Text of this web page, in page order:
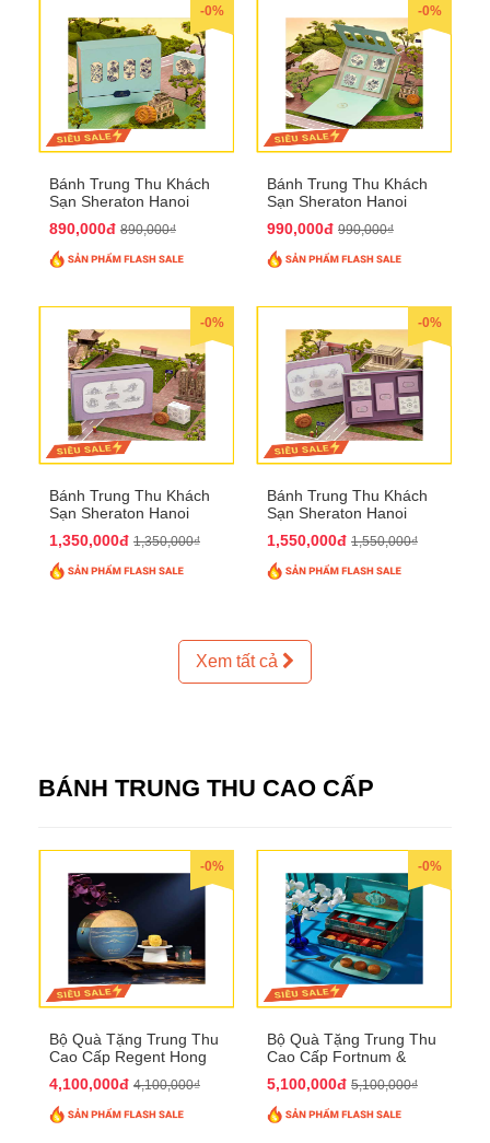
-0%
Bánh Trung Thu Khách
Sạn Sheraton Hanoi
890,000đ 890,000₫
-0%
Bánh Trung Thu Khách
Sạn Sheraton Hanoi
990,000đ 990,000₫
-0%
Bánh Trung Thu Khách
Sạn Sheraton Hanoi
1,350,000đ 1,350,000₫
-0%
Bánh Trung Thu Khách
Sạn Sheraton Hanoi
1,550,000đ 1,550,000₫
Xem tất cả
BÁNH TRUNG THU CAO CẤP
-0%
Bộ Quà Tặng Trung Thu
Cao Cấp Regent Hong
4,100,000đ 4,100,000₫
-0%
Bộ Quà Tặng Trung Thu
Cao Cấp Fortnum &
5,100,000đ 5,100,000₫